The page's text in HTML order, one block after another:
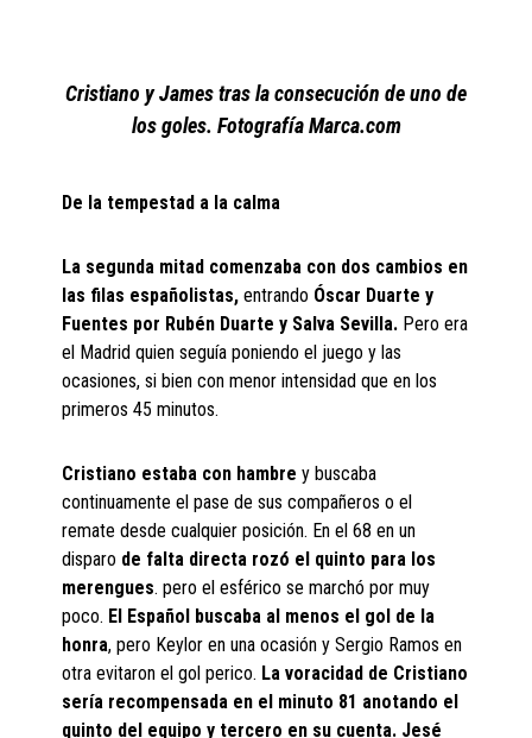
Cristiano y James tras la consecución de uno de
los goles. Fotografía Marca.com
De la tempestad a la calma
La segunda mitad comenzaba con dos cambios en
las filas españolistas,entrando Óscar Duarte y
Fuentes por Rubén Duarte y Salva Sevilla. Pero era
el Madrid quien seguía poniendo el juego y las
ocasiones, si bien con menor intensidad que en los
primeros 45 minutos.
Cristiano estaba con hambre y buscaba
continuamente el pase de sus compañeros o el
remate desde cualquier posición. En el 68 en un
disparo de falta directa rozó el quinto para los
merengues. pero el esférico se marchó por muy
poco. El Español buscaba al menos el gol de la
honra, pero Keylor en una ocasión y Sergio Ramos en
otra evitaron el gol perico. La voracidad de Cristiano
sería recompensada en el minuto 81 anotando el
quinto del equipo y tercero en su cuenta. Jesé